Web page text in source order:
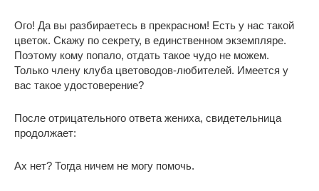
Ого! Да вы разбираетесь в прекрасном! Есть у нас такой
цветок. Скажу по секрету, в единственном экземпляре.
Поэтому кому попало, отдать такое чудо не можем.
Только члену клуба цветоводов-любителей. Имеется у
вас такое удостоверение?
После отрицательного ответа жениха, свидетельница
продолжает:
Ах нет? Тогда ничем не могу помочь.